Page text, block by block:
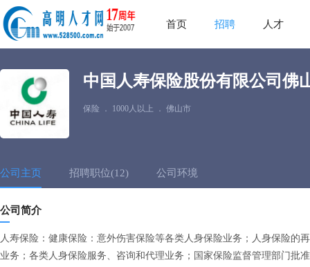
首页 招聘 人才
中国人寿保险股份有限公司佛
保险 ． 1000人以上 ． 佛山市
公司主页 招聘职位(12) 公司环境
公司简介
人寿保险：健康保险：意外伤害保险等各类人身保险业务；人身保险的
业务；各类人身保险服务、咨询和代理业务；国家保险监督管理部门批